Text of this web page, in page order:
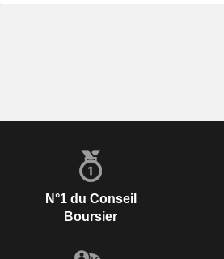
N°1 du Conseil
Boursier